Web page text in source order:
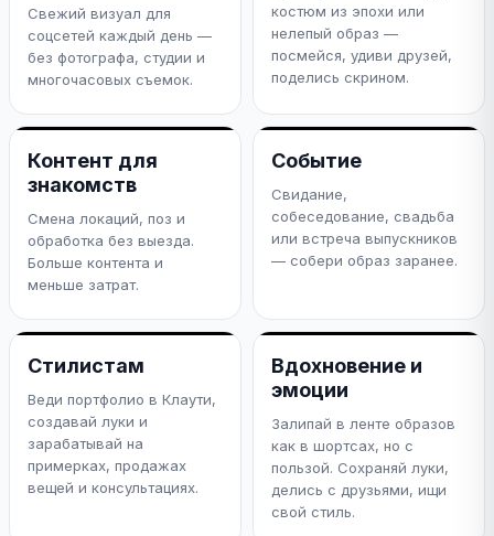
Свежий визуал для
соцсетей каждый день —
без фотографа, студии и
многочасовых съемок.
костюм из эпохи или
нелепый образ —
посмейся, удиви друзей,
поделись скрином.
Контент для
знакомств
Смена локаций, поз и
обработка без выезда.
Больше контента и
меньше затрат.
Событие
Свидание,
собеседование, свадьба
или встреча выпускников
— собери образ заранее.
Стилистам
Веди портфолио в Клаути,
создавай луки и
зарабатывай на
примерках, продажах
вещей и консультациях.
Вдохновение и
эмоции
Залипай в ленте образов
как в шортсах, но с
пользой. Сохраняй луки,
делись с друзьями, ищи
свой стиль.